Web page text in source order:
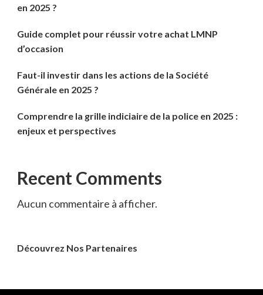
en 2025 ?
Guide complet pour réussir votre achat LMNP
d’occasion
Faut-il investir dans les actions de la Société
Générale en 2025 ?
Comprendre la grille indiciaire de la police en 2025 :
enjeux et perspectives
Recent Comments
Aucun commentaire à afficher.
Découvrez Nos Partenaires